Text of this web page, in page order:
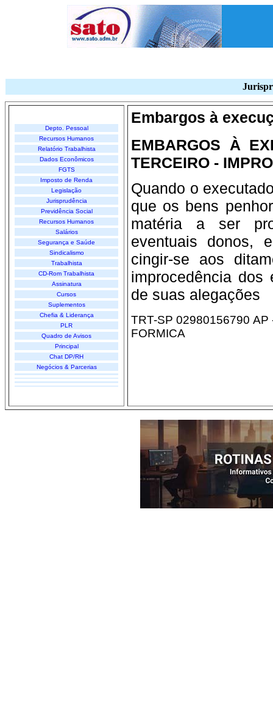
Depto. Pessoal
Recursos Humanos
Relatório Trabalhista
Dados Econômicos
FGTS
Imposto de Renda
Legislação
Jurisprudência
Previdência Social
Recursos Humanos
Salários
Segurança e Saúde
Sindicalismo
Trabalhista
CD-Rom Trabalhista
Assinatura
Cursos
Suplementos
Chefia & Liderança
PLR
Quadro de Avisos
Principal
Chat DP/RH
Negócios & Parcerias
Embargos à
EMBARGOS À
TERCEIRO -
Quando o
que os bens
matéria a ser
eventuais donos,
cingir-se aos
improcedência dos
de suas alegações
TRT-SP 02980156790 AP
FORMICA